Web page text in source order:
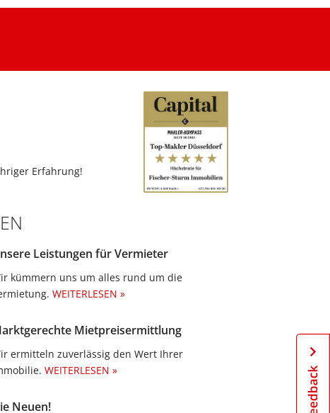
Erfahrung!
Leistungen für Vermieter
kümmern uns um alles rund um die
WEITERLESEN »
Mietpreisermittlung
ermitteln zuverlässig den Wert Ihrer
WEITERLESEN »
Neuen!